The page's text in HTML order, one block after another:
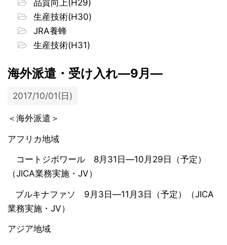
品質向上(H29)
生産技術(H30)
JRA養蜂
生産技術(H31)
海外派遣・受け入れ―9月―
2017/10/01(日)
＜海外派遣＞
アフリカ地域
コートジボワール 8月31日―10月29日（予定）
（JICA業務実施・JV）
ブルキナファソ 9月3日―11月3日（予定）（JICA
業務実施・JV）
アジア地域